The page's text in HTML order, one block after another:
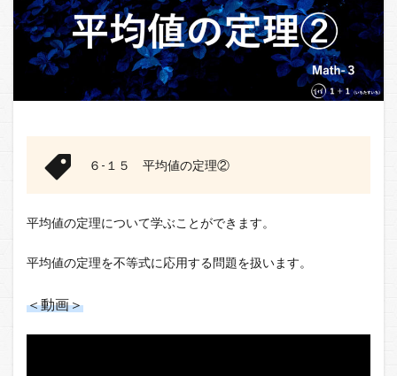
６-１５ 平均値の定理②
平均値の定理について学ぶことができます。
平均値の定理を不等式に応用する問題を扱います。
＜動画＞